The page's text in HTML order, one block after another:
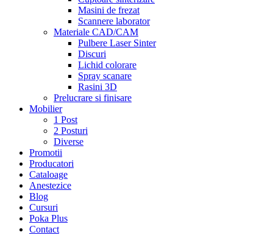
Masini de frezat
Scannere laborator
Materiale CAD/CAM
Pulbere Laser Sinter
Discuri
Lichid colorare
Spray scanare
Rasini 3D
Prelucrare si finisare
Mobilier
1 Post
2 Posturi
Diverse
Promotii
Producatori
Cataloage
Anestezice
Blog
Cursuri
Poka Plus
Contact